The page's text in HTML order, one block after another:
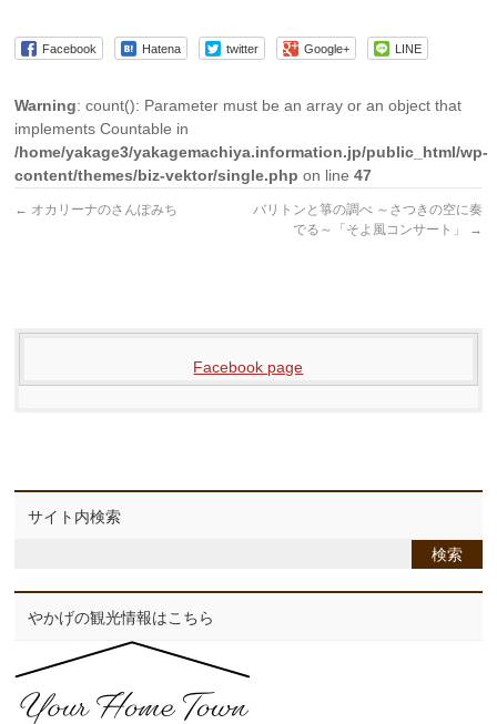
Facebook Hatena twitter Google+ LINE
Warning: count(): Parameter must be an array or an object that
implements Countable in
/home/yakage3/yakagemachiya.information.jp/public_html/wp-
content/themes/biz-vektor/single.php on line47
← オカリーナのさんぽみち
バリトンと箏の調べ ～さつきの空に奏
でる～「そよ風コンサート」
→
Facebook page
サイト内検索
やかげの観光情報はこちら